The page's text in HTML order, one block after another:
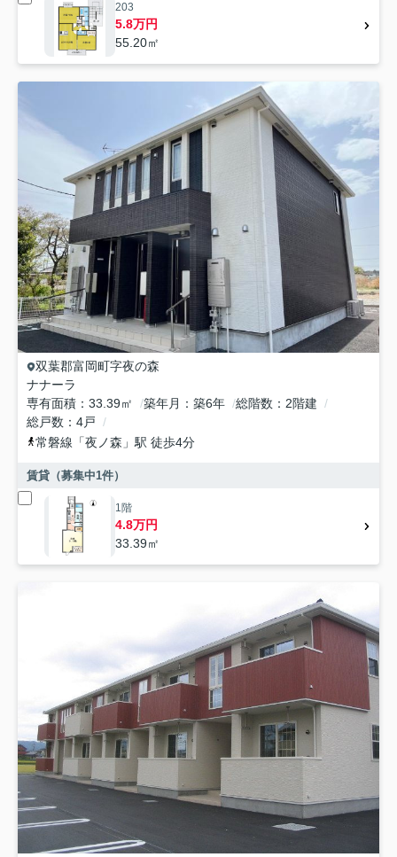
203
5.8万円
55.20㎡
双葉郡富岡町字夜の森
ナナーラ
専有面積
33.39㎡ 築年月 築6年 総階数
2階建
総戸数
4戸
常磐線 「夜ノ森 」駅 徒歩4分
賃貸（募集中1件）
1階
4.8万円
33.39㎡